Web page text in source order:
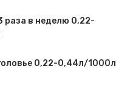
раза в неделю 0,22-
0,22-0,44л/1000л